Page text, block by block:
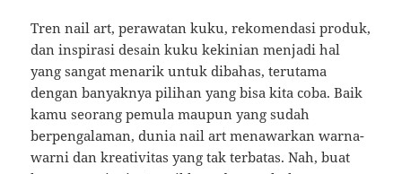
Tren nail art, perawatan kuku, rekomendasi produk,
dan inspirasi desain kuku kekinian menjadi hal
yang sangat menarik untuk dibahas, terutama
dengan banyaknya pilihan yang bisa kita coba. Baik
kamu seorang pemula maupun yang sudah
berpengalaman, dunia nail art menawarkan warna-
warni dan kreativitas yang tak terbatas. Nah, buat